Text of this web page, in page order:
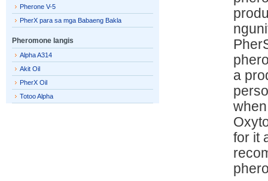
a
for it
Pherone V-5
PherX para sa mga Babaeng Bakla
Pheromone langis
Alpha A314
Akit Oil
PherX Oil
Totoo Alpha